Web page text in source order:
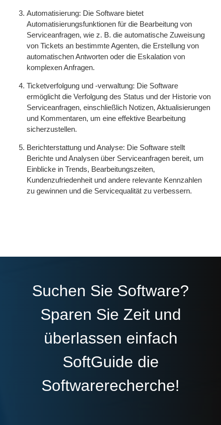
Automatisierung: Die Software bietet
Automatisierungsfunktionen für die Bearbeitung von
Serviceanfragen, wie z. B. die automatische Zuweisung
von Tickets an bestimmte Agenten, die Erstellung von
automatischen Antworten oder die Eskalation von
komplexen Anfragen.
Ticketverfolgung und -verwaltung: Die Software
ermöglicht die Verfolgung des Status und der Historie von
Serviceanfragen, einschließlich Notizen, Aktualisierungen
und Kommentaren, um eine effektive Bearbeitung
sicherzustellen.
Berichterstattung und Analyse: Die Software stellt
Berichte und Analysen über Serviceanfragen bereit, um
Einblicke in Trends, Bearbeitungszeiten,
Kundenzufriedenheit und andere relevante Kennzahlen
zu gewinnen und die Servicequalität zu verbessern.
Suchen Sie Software?
Sparen Sie Zeit und
überlassen einfach
SoftGuide die
Softwarerecherche!